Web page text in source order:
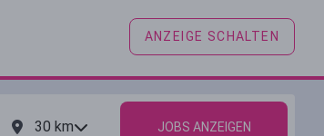
ANZEIGE SCHALTEN
30 km JOBS ANZEIGEN